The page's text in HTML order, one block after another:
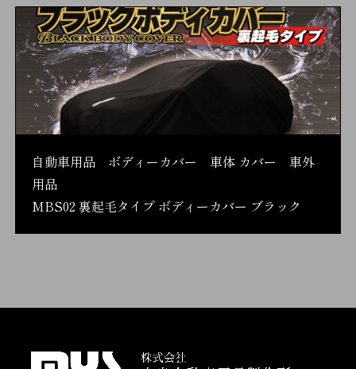
自動車用品 ボディーカバー 車体 カバー 車外
用品
MBS02 裏起毛タイプ ボディーカバー ブラック